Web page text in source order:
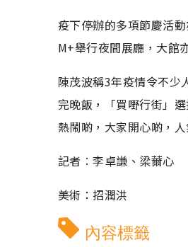
疫下停辦的多項節慶活
M+舉行夜間展廳，大館
陳茂波稱3年疫情令不少
完晚飯，「買嘢行街」
熱鬧啲，大家開心啲，
記者︰李卓謙、梁薾心
美術：招潤洪
內容標籤